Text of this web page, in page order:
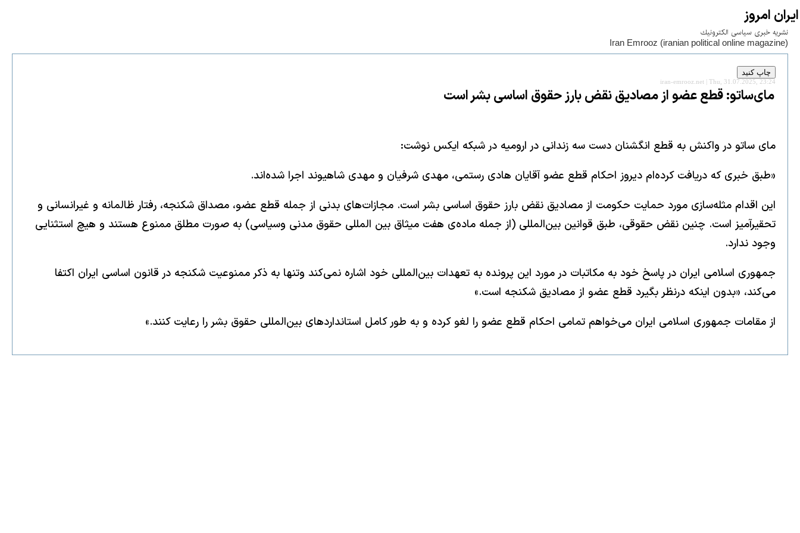
ايران امروز
نشريه خبری سياسی الكترونيك
Iran Emrooz (iranian political online magazine)
iran-emrooz.net | Thu, 31.07.2025, 23:24
مای‌ساتو: قطع عضو از مصادیق نقض بارز حقوق اساسی بشر است
مای ساتو در واکنش به قطع انگشنان دست سه زندانی در ارومیه در شبکه ایکس نوشت:
«طبق خبری که دریافت کرده‌ام دیروز احکام قطع عضو آقایان هادی رستمی، مهدی شرفیان و مهدی شاهیوند اجرا شده‌اند.
این اقدام مثله‌سازی مورد حمایت حکومت از مصادیق نقض بارز حقوق اساسی بشر است. مجازات‌های بدنی از جمله قطع عضو، مصداق شکنجه، رفتار ظالمانه و غیرانسانی و
تحقیرآمیز است. چنین نقض حقوقی، طبق قوانین بین‌المللی (از جمله ماده‌ی هفت میثاق بین المللی حقوق مدنی وسیاسی) به صورت مطلق ممنوع هستند و هیچ استثنایی
وجود ندارد.
جمهوری اسلامی ایران در پاسخ خود به مکاتبات در مورد این پرونده به تعهدات بین‌المللی خود اشاره نمی‌کند وتنها به ذکر ممنوعیت شکنجه در قانون اساسی ایران اکتفا
می‌کند، «بدون اینکه درنظر بگیرد قطع عضو از مصادیق شکنجه است.»
از مقامات جمهوری اسلامی ایران می‌خواهم تمامی احکام قطع عضو را لغو کرده و به طور کامل استانداردهای بین‌المللی حقوق بشر را رعایت کنند.»